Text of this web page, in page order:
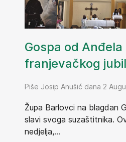
Gospa od
franjevačkog
Piše Josip Anušić dana 2
Župa Barlovci na blagdan
slavi svoga suzaštitnika.
nedjelja,...